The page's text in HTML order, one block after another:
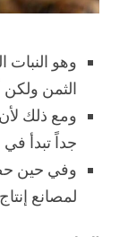
وهو النبات
الثمن ولكن
ومع ذلك
جداً تبدأ في
وفي حين
لمصانع